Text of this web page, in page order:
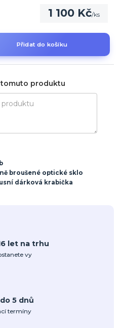
1 100 Kč/ks
Přidat do košíku
produktu
broušené optické sklo
dárková krabička
let na trhu
vy
5 dnů
termíny